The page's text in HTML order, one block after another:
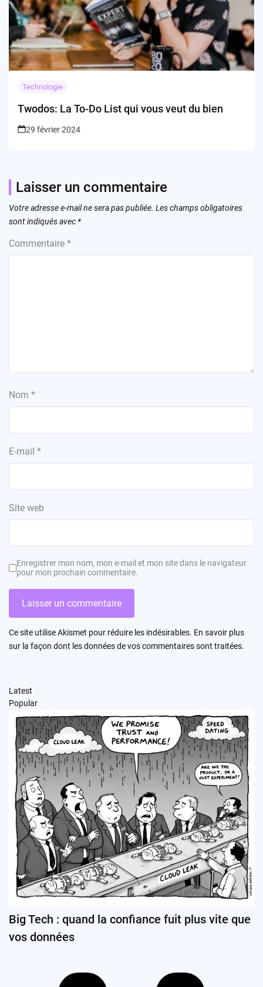
Technologie
Twodos: La To-Do List qui vous veut du bien
29 février 2024
Laisser un commentaire
Votre adresse e-mail ne sera pas publiée. Les champs obligatoires
sont indiqués avec *
Commentaire *
Nom *
E-mail *
Site web
Enregistrer mon nom, mon e-mail et mon site dans le navigateur
pour mon prochain commentaire.
Ce site utilise Akismet pour réduire les indésirables. En savoir plus
sur la façon dont les données de vos commentaires sont traitées.
Latest
Popular
Big Tech : quand la confiance fuit plus vite que
vos données